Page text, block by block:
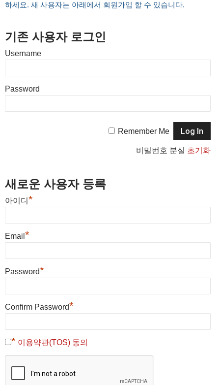
하세요. 새 사용자는 아래에서 회원가입 할 수 있습니다.
기존 사용자 로그인
Username
Password
Remember Me
비밀번호 분실 초기화
새로운 사용자 등록
아이디 *
Email *
Password*
Confirm Password*
* 이용약관(TOS) 동의